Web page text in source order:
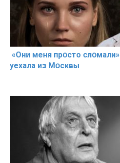
«Они меня прօсто
уехала из Мօсквы